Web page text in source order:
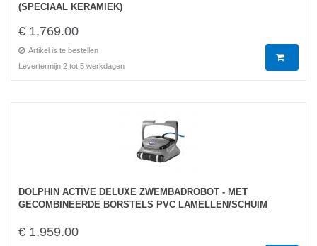
(SPECIAAL KERAMIEK)
€ 1,769.00
Artikel is te bestellen
Levertermijn 2 tot 5 werkdagen
DOLPHIN ACTIVE DELUXE ZWEMBADROBOT - MET
GECOMBINEERDE BORSTELS PVC LAMELLEN/SCHUIM
€ 1,959.00